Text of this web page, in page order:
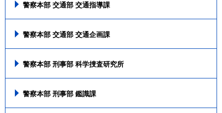
警察本部 交通部 交通指導課
警察本部 交通部 交通企画課
警察本部 刑事部 科学捜査研究所
警察本部 刑事部 鑑識課